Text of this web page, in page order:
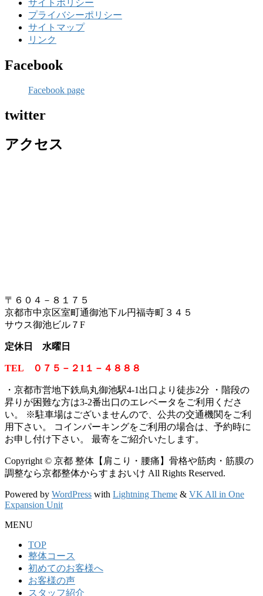
サイトポリシー
プライバシーポリシー
サイトマップ
リンク
Facebook
Facebook page
twitter
アクセス
〒６０４－８１７５
京都市中京区室町通御池下ル円福寺町３４５
サウス御池ビル７F
定休日 水曜日
TEL ０７５－２1１－４８８８
・京都市営地下鉄烏丸御池駅4-1出口より徒歩2分 ・階段の
昇りが困難な方は3-2番出口のエレベータをご利用くださ
い。
※駐車場はございませんので、公共の交通機関をご利
用下さい。 コインパーキングをご利用の場合は、予約時に
お申し付け下さい。 最寄をご紹介いたします。
Copyright © 京都 整体【肩こり・腰痛】骨格や筋肉・筋膜の
調整なら京都整体からすまおいけ All Rights Reserved.
Powered by WordPress with Lightning Theme & VK All in One
Expansion Unit
MENU
TOP
整体コース
初めてのお客様へ
お客様の声
スタッフ紹介